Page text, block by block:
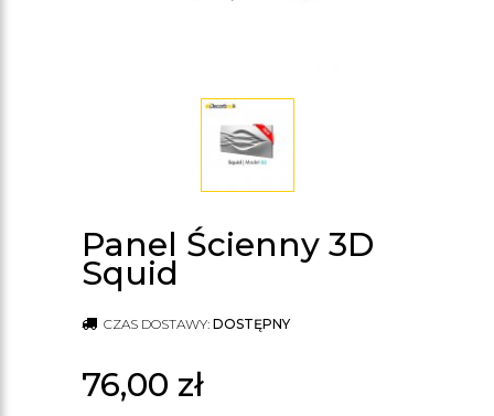
Panel Ścienny 3D
Squid
CZAS DOSTAWY: DOSTĘPNY
76,00 zł